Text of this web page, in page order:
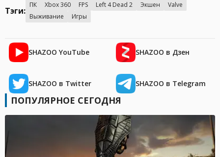
Тэги:
ПК Xbox 360 FPS Left 4 Dead 2 Экшен
Valve
Выживание
Игры
SHAZOO YouTube SHAZOO в Дзен
SHAZOO в Twitter SHAZOO в Telegram
ПОПУЛЯРНОЕ СЕГОДНЯ